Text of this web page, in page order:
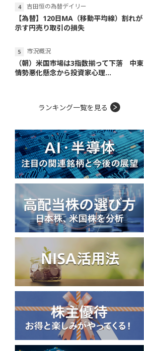
吉田恒の為替デイリー
【為替】120日MA（移動平均線）割れが
示す円売り取引の損失
市況概況
（朝）米国市場は3指数揃って下落 中東
情勢悪化懸念から投資家心理...
ランキング一覧を見る